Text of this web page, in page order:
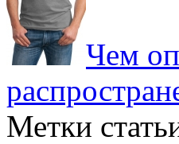
Чем
Метки